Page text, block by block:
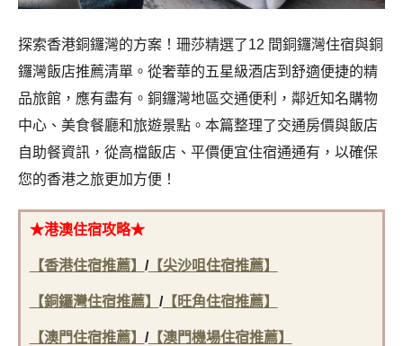
探索香港銅鑼灣的方案！珊莎精選了12 間銅鑼灣住宿與銅
鑼灣飯店推薦清單。從奢華的五星級酒店到舒適便捷的精
品旅館，應有盡有。銅鑼灣地區交通便利，鄰近知名購物
中心、美食餐廳和旅遊景點。本篇整理了交通房價與飯店
自助餐資訊，從高檔飯店、平價便宜住宿通通有，以確保
您的香港之旅更加方便！
★港澳住宿攻略★
【香港住宿推薦】 /【尖沙咀住宿推薦】
【銅鑼灣住宿推薦】 /【旺角住宿推薦】
【澳門住宿推薦】 /【澳門機場住宿推薦】